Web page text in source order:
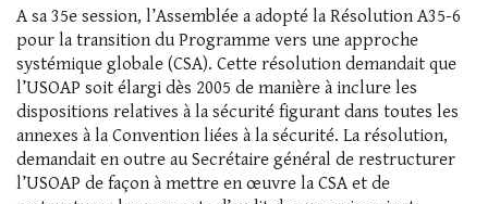
A sa 35e session, l’Assemblée a adopté la Résolution A35-6
pour la transition du Programme vers une approche
systémique globale (CSA). Cette résolution demandait que
l’USOAP soit élargi dès 2005 de manière à inclure les
dispositions relatives à la sécurité figurant dans toutes les
annexes à la Convention liées à la sécurité. La résolution,
demandait en outre au Secrétaire général de restructurer
l’USOAP de façon à mettre en œuvre la CSA et de